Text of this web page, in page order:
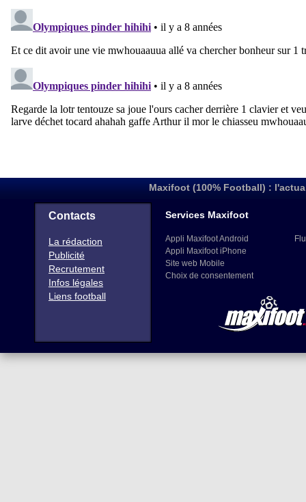
Maxifoot (100% Football) :
Contacts
La rédaction
Publicité
Recrutement
Infos légales
Liens football
Services Maxifoot
Appli Maxifoot Android
Appli Maxifoot iPhone
Site web Mobile
Choix de consentement